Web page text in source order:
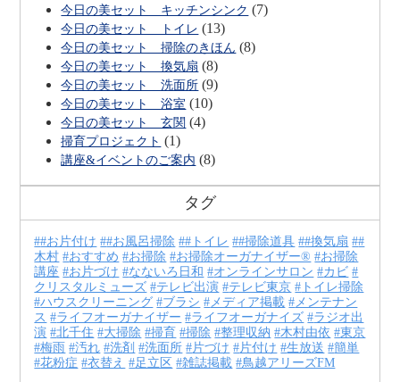
今日の美セット キッチンシンク (7)
今日の美セット トイレ (13)
今日の美セット 掃除のきほん (8)
今日の美セット 換気扇 (8)
今日の美セット 洗面所 (9)
今日の美セット 浴室 (10)
今日の美セット 玄関 (4)
掃育プロジェクト (1)
講座&イベントのご案内 (8)
タグ
#お片付け #お風呂掃除 #トイレ #掃除道具 #換気扇
#
木村
おすすめ お掃除 お掃除オーガナイザー®
お掃除
講座
お片づけ なないろ日和 オンラインサロン
カビ
クリスタルミューズ
テレビ出演 テレビ東京
トイレ掃除
ハウスクリーニング
ブラシ メディア掲載
メンテナン
ス
ライフオーガナイザー ライフオーガナイズ
ラジオ出
演
北千住 大掃除 掃育 掃除 整理収納 木村由依
東京
梅雨
汚れ 洗剤 洗面所 片づけ 片付け 生放送
簡単
花粉症
衣替え 足立区 雑誌掲載 鳥越アリーズFM